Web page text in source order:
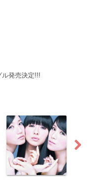
ル発売決定!!!